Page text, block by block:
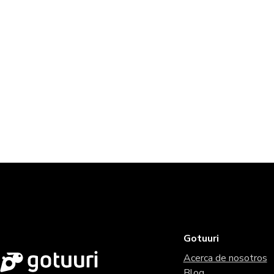
Gotuuri
Acerca de nosotros